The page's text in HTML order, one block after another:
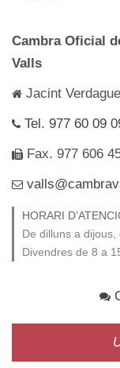
Cambra Oficial
Valls
Jacint
Tel. 977 60 09
Fax. 977 606
HORARI
De dilluns a
Divendres de 8 a